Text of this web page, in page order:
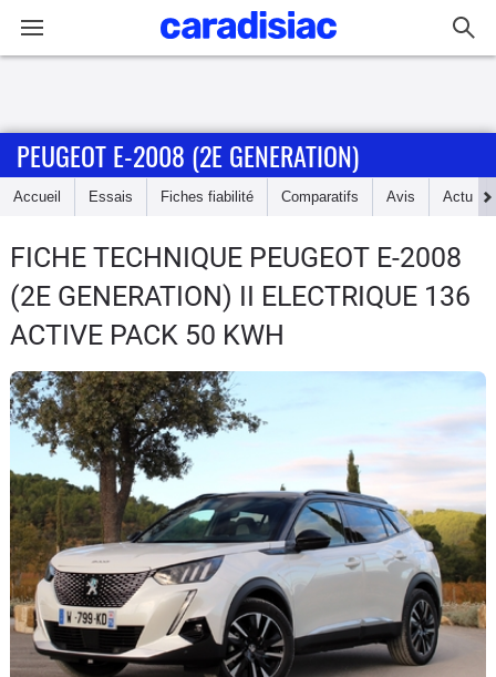
Accueil
Essais
Guide
d'achat
Electriques
Utilitaires
Flottes
Auto
Services
Forum
PEUGEOT E-2008 (2E GENERATION)
Accueil Essais Fiches fiabilité Comparatifs Avis Actu
FICHE TECHNIQUE PEUGEOT E-2008
(2E GENERATION) II ELECTRIQUE 136
ACTIVE PACK 50 KWH